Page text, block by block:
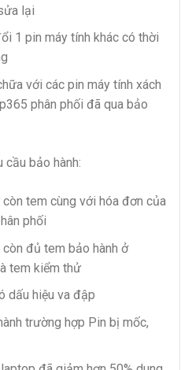
lại
1 pin máy tính khác có thời
với các pin máy tính xách
phân phối đã qua bảo
bảo hành:
tem cùng với hóa đơn của
phối
đủ tem bảo hành ở
tem kiểm thử
dấu hiệu va đập
trường hợp Pin bị mốc,